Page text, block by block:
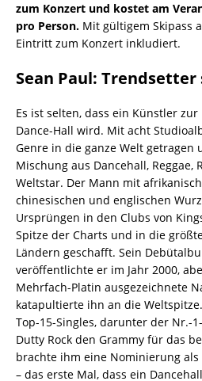
zum Konzert und kostet am
pro Person. Mit gültigem Skipass
Eintritt zum Konzert inkludiert.
Sean Paul: Trendsetter
Es ist selten, dass ein Künstler
Dance-Hall wird. Mit acht
Genre in die ganze Welt
Mischung aus Dancehall, Reggae,
Weltstar. Der Mann mit
chinesischen und englischen
Ursprüngen in den Clubs von
Spitze der Charts und in die
Ländern geschafft. Sein
veröffentlichte er im Jahr 2000,
Mehrfach-Platin ausgezeichnete
katapultierte ihn an die
Top-15-Singles, darunter der Nr.-
Dutty Rock den Grammy für das
brachte ihm eine Nominierung
– das erste Mal, dass ein